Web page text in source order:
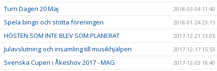
Turn Dagen 20 Maj 2018-03-04 11:40
Spela bingo och stötta föreningen 2018-01-24 23:15
HÖSTEN SOM INTE BLEV SOM PLANERAT 2017-12-21 13:05
Julavslutning och insamling till musikhjälpen 2017-12-17 15:53
Svenska Cupen i Åkeshov 2017 - MAG 2017-12-03 18:40